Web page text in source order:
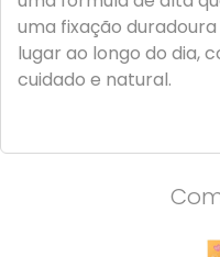
uma fixação
lugar ao longo do dia,
cuidado e natural.